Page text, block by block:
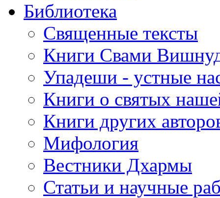
Библиотека
Священные тексты
Книги Свами
Упадеши - устные
Книги о святых
Книги других
Мифология
Вестники Дхармы
Статьи и научные